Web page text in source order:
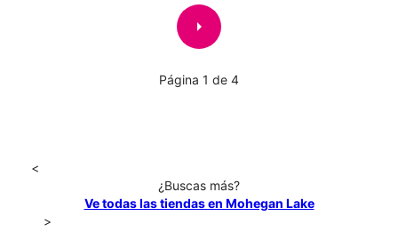
arrow_right
Página 1 de 4
<
¿Buscas más?
Ve todas las tiendas en Mohegan Lake
>